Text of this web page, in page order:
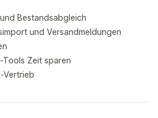
Bestandsabgleich
und Versandmeldungen
Zeit sparen
Vertrieb